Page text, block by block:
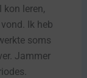
leren,
Ik heb
soms
Jammer